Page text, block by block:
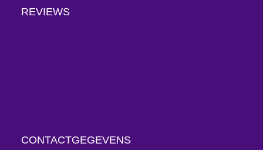
REVIEWS
CONTACTGEGEVENS